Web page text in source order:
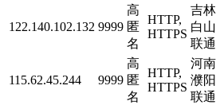
122.140.102.132 9999
高
匿
名
HTTP,
HTTPS
吉林
白山
联通
115.62.45.244 9999
高
匿
名
HTTP,
HTTPS
河南
濮阳
联通